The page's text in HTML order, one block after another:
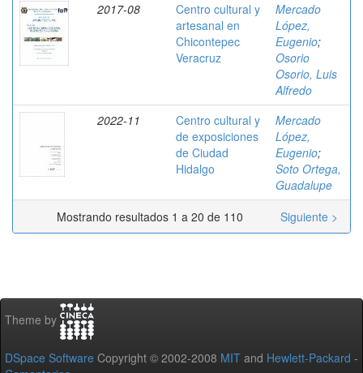
2017-08
Centro cultural y
artesanal en
Chicontepec
Veracruz
Mercado
López,
Eugenio;
Osorio
Osorio, Luis
Alfredo
2022-11
Centro cultural y
de exposiciones
de Ciudad
Hidalgo
Mercado
López,
Eugenio;
Soto Ortega,
Guadalupe
Mostrando resultados 1 a 20 de 110
Siguiente >
Theme by
DSpace Software Copyright © 2002-2008 MIT and Hewlett-Packard -